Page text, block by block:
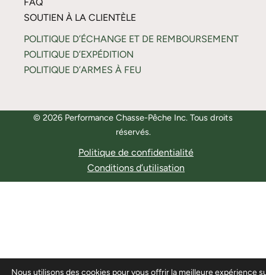
SOUTIEN À LA CLIENTÈLE
POLITIQUE D’ÉCHANGE ET DE REMBOURSEMENT
POLITIQUE D’EXPÉDITION
POLITIQUE D’ARMES À FEU
© 2026 Performance Chasse-Pêche Inc. Tous droits
réservés.
Politique de confidentialité
Conditions d’utilisation
Nous utilisons des cookies pour vous offrir la meilleure expérience